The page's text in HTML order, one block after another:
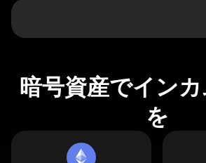
暗号資産でイン
を